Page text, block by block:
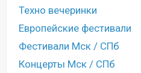
Техно вечеринки
Европейские фестивали
Фестивали Мск / СПб
Концерты Мск / СПб